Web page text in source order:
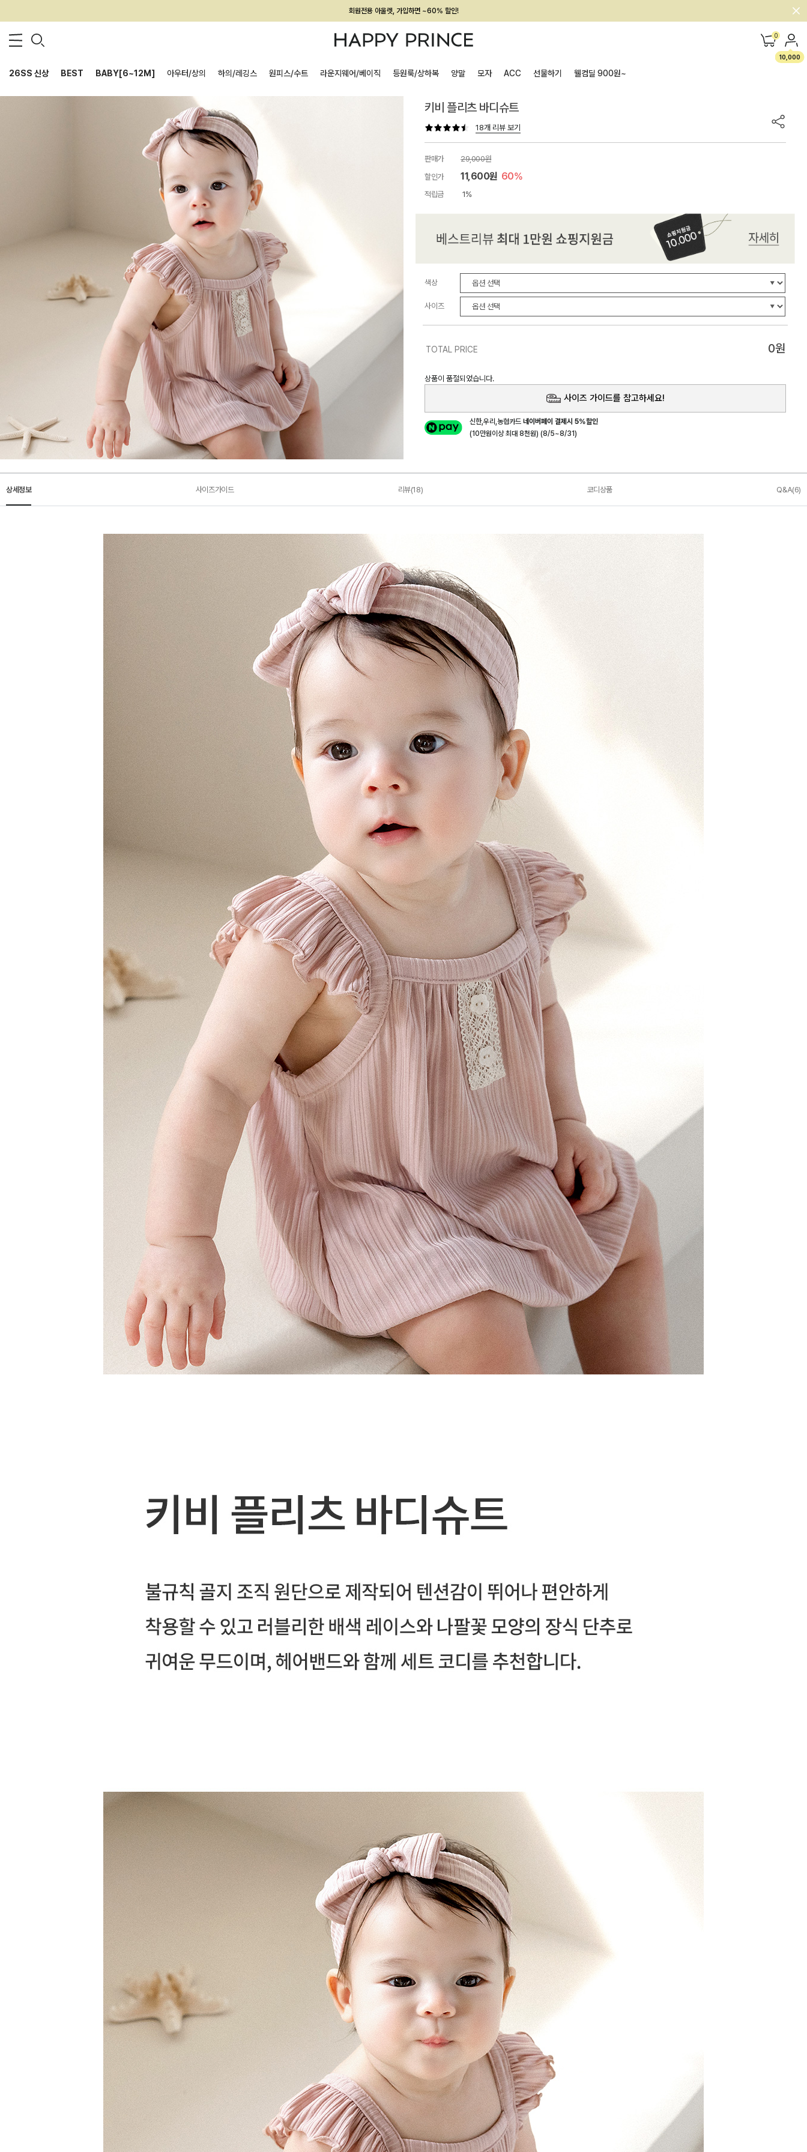
회원전용 아울렛, 가입하면 ~60% 할인!
멤버십 최대 28,000원 혜택 0
10,000
26SS 신상 BEST BABY[6~12M] 아우터/상의 하의/레깅스 원피스/수트 라운지웨어/베이직 등원룩/상하복 양말 모자 ACC 선물하기 웰컴딜 900원~
키비 플리츠 바디슈트
18개 리뷰 보기
판매가
29,000원
할인가
11,600원 60%
적립금 1%
색상
사이즈
TOTAL PRICE 0원
상품이 품절되었습니다.
사이즈 가이드를 참고하세요!
신한,우리,농협카드네이버페이 결제시 5%할인
(10만원이상 최대 8천원) (8/5~8/31)
상세정보 사이즈가이드 리뷰(18) 코디상품 Q&A(6)